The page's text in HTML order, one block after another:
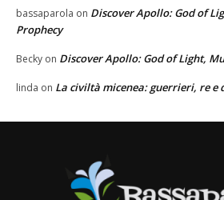
bassaparola on Discover Apollo: God of
Prophecy
Becky on Discover Apollo: God of Light,
linda on La civiltà micenea: guerrieri, re e